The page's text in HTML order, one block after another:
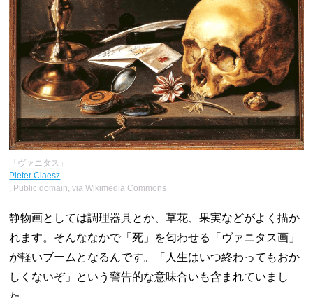
「ヴァニタス」
Pieter Claesz
, Public domain, via Wikimedia Commons
静物画としては調理器具とか、草花、果実などがよく描か
れます。そんななかで「死」を匂わせる「ヴァニタス画」
が軽いブームとなるんです。「人生はいつ終わってもおか
しくないぞ」という警告的な意味合いも含まれていまし